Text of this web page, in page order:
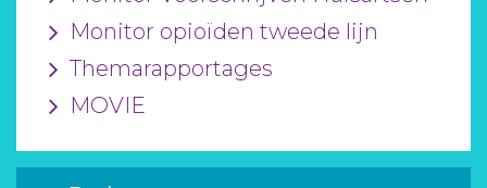
Monitor opioïden tweede lijn
Themarapportages
MOVIE